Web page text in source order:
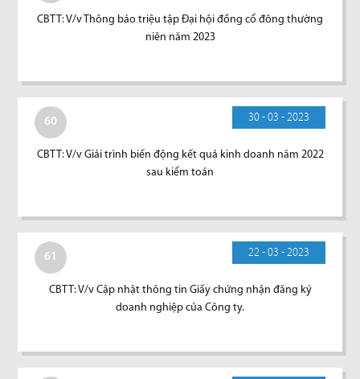
CBTT: V/v Thông báo triệu tập Đại hội đồng cổ đông thường
niên năm 2023
60 30 - 03 - 2023
CBTT: V/v Giải trình biến động kết quả kinh doanh năm 2022
sau kiểm toán
61 22 - 03 - 2023
CBTT: V/v Cập nhật thông tin Giấy chứng nhận đăng ký
doanh nghiệp của Công ty.